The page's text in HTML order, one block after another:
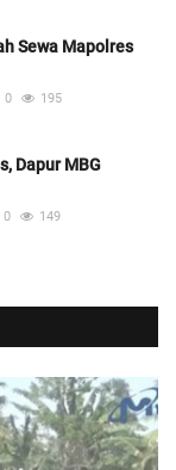
Sewa Mapolres
0 195
Dapur MBG
0 149